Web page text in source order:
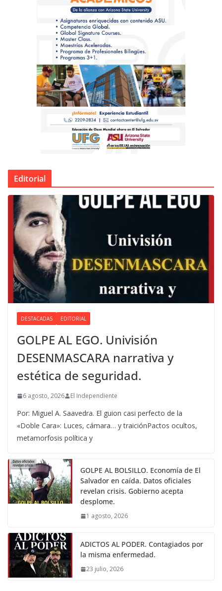
Editorial
DESTACADAS EDITORIAL
GOLPE AL EGO. Univisión
DESENMASCARA narrativa y
estética de seguridad.
6 agosto, 2026 El Independiente
Por: Miguel A. Saavedra. El guion casi perfecto de la
«Doble Cara»: Luces, cámara… y traiciónPactos ocultos,
metamorfosis política y
GOLPE AL BOLSILLO. Economía de El
Salvador en caída. Datos oficiales
revelan crisis. Gobierno acepta
desplome.
1 agosto, 2026
ADICTOS AL PODER. Contagiados por
la misma enfermedad.
23 julio, 2026